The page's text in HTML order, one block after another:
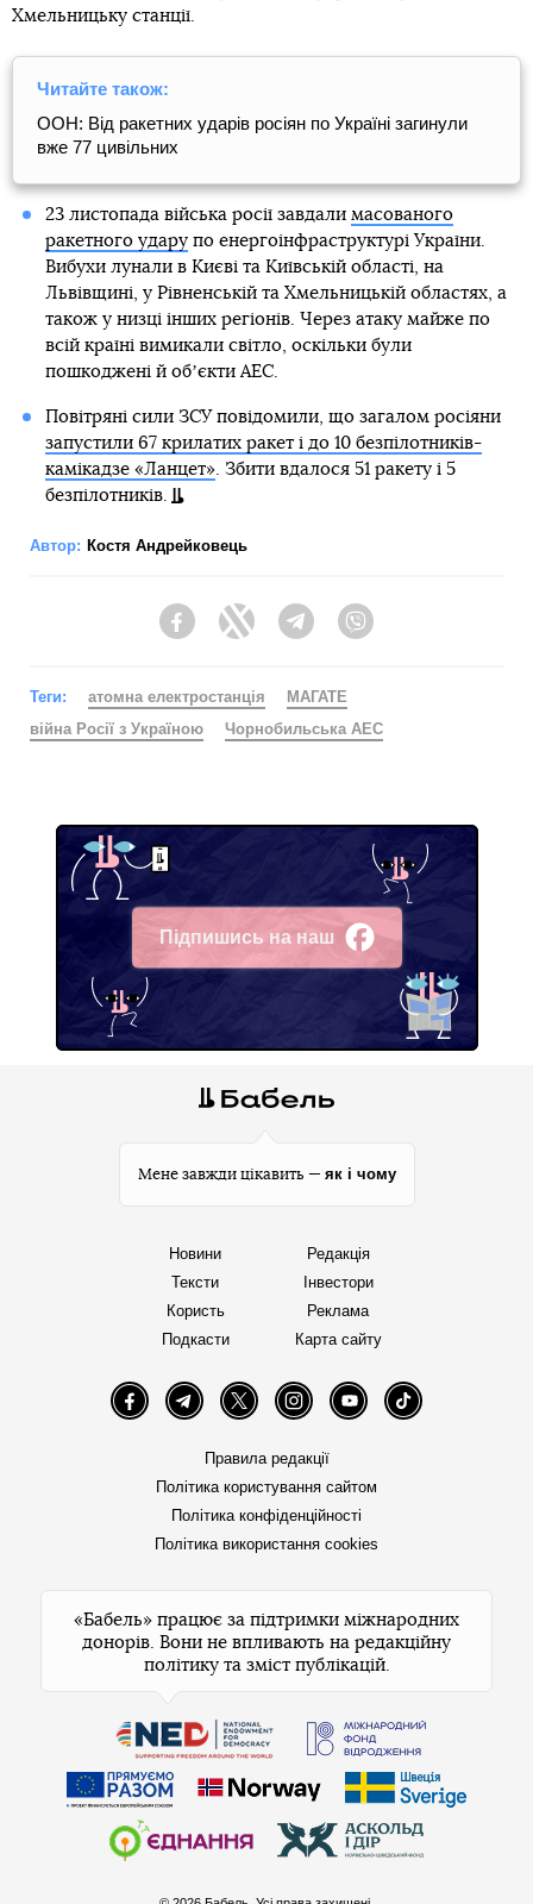
Хмельницьку станції.
Читайте також:
ООН: Від ракетних ударів росіян по Україні загинули
вже 77 цивільних
23 листопада війська росії завдали масованого
ракетного ударупо енергоінфраструктурі України.
Вибухи лунали в Києві та Київській області, на
Львівщині, у Рівненській та Хмельницькій областях, а
також у низці інших регіонів. Через атаку майже по
всій країні вимикали світло, оскільки були
пошкоджені й обʼєкти АЕС.
Повітряні сили ЗСУ повідомили, що загалом росіяни
запустили 67 крилатих ракет і до 10 безпілотників-
камікадзе «Ланцет». Збити вдалося 51 ракету і 5
безпілотників.
Автор: Костя Андрейковець
FacebookTwitter Telegram
Теги: атомна електростанція
МАГАТЕ
війна Росії з Україною
Чорнобильська АЕС
Підпишись на наш
Facebook
Мене завжди цікавить — як і чому
Новини
Тексти
Користь
Подкасти
Редакція
Інвестори
Реклама
Карта сайту
FacebookTelegramTwitter InstagramYouTube TikTok
Правила редакції
Політика користування сайтом
Політика конфіденційності
Політика використання cookies
«Бабель» працює за підтримки міжнародних
донорів. Вони не впливають на редакційну
політику та зміст публікацій.